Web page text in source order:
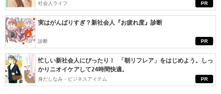
PR
社会人ライフ
PR
実はがんばりすぎ？新社会人『お疲れ度』診断
診断
PR
忙しい新社会人にぴったり！ 「朝リフレア」をはじめよう。しっ
かりニオイケアして24時間快適。
身だしなみ・ビジネスアイテム